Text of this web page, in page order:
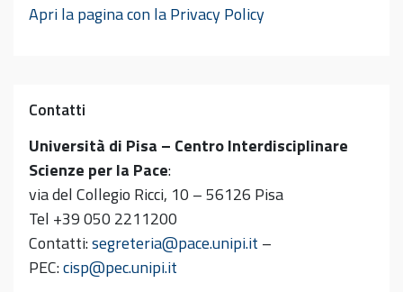
Apri la pagina con la Privacy Policy
Contatti
Università di Pisa – Centro Interdisciplinare
Scienze per la Pace:
via del Collegio Ricci, 10 – 56126 Pisa
Tel +39 050 2211200
Contatti:segreteria@pace.unipi.it –
PEC:cisp@pec.unipi.it